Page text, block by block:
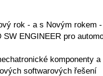
rok - a s Novým rokem
ENGINEER pro
komponenty a
softwarových řešení